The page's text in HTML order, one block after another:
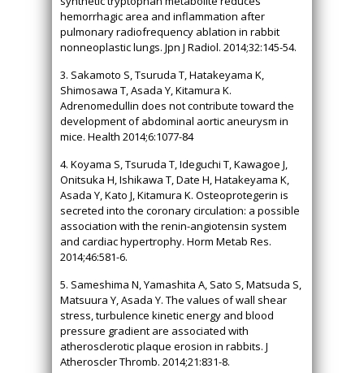
hemorrhagic area and inflammation after
pulmonary radiofrequency ablation in rabbit
nonneoplastic lungs. Jpn J Radiol. 2014;32:145-54.
3. Sakamoto S, Tsuruda T, Hatakeyama K,
Shimosawa T, Asada Y, Kitamura K.
Adrenomedullin does not contribute toward the
development of abdominal aortic aneurysm in
mice. Health 2014;6:1077-84
4. Koyama S, Tsuruda T, Ideguchi T, Kawagoe J,
Onitsuka H, Ishikawa T, Date H, Hatakeyama K,
Asada Y, Kato J, Kitamura K. Osteoprotegerin is
secreted into the coronary circulation: a possible
association with the renin-angiotensin system
and cardiac hypertrophy. Horm Metab Res.
2014;46:581-6.
5. Sameshima N, Yamashita A, Sato S, Matsuda S,
Matsuura Y, Asada Y. The values of wall shear
stress, turbulence kinetic energy and blood
pressure gradient are associated with
atherosclerotic plaque erosion in rabbits. J
Atheroscler Thromb. 2014;21:831-8.